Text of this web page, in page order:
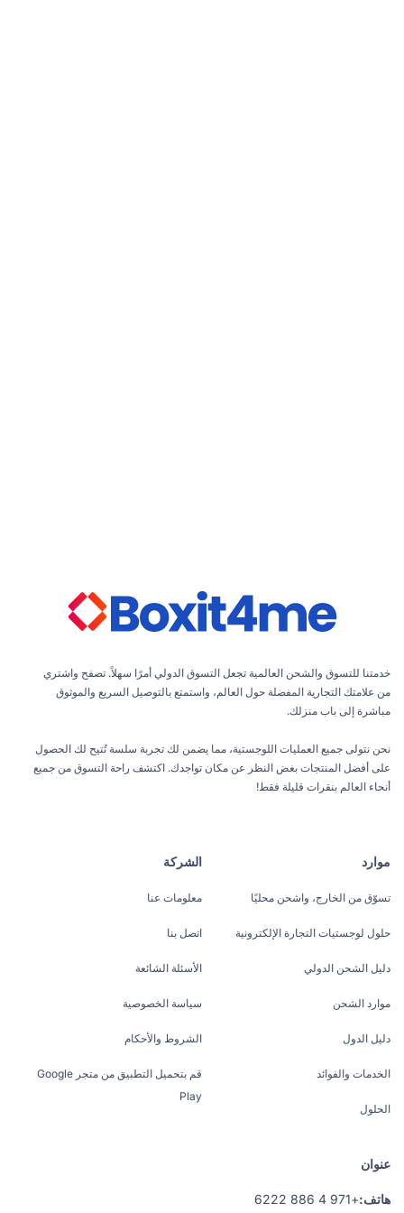
خدمتنا للتسوق والشحن العالمية تجعل التسوق الدولي أمرًا سهلاً. تصفح واشتري
من علامتك التجارية المفضلة حول العالم، واستمتع بالتوصيل السريع والموثوق
مباشرة إلى باب منزلك.
نحن نتولى جميع العمليات اللوجستية، مما يضمن لك تجربة سلسة تُتيح لك الحصول
على أفضل المنتجات بغض النظر عن مكان تواجدك. اكتشف راحة التسوق من جميع
أنحاء العالم بنقرات قليلة فقط!
موارد
تسوّق من الخارج، واشحن محليًا
حلول لوجستيات التجارة الإلكترونية
دليل الشحن الدولي
موارد الشحن
دليل الدول
الخدمات والفوائد
الحلول
الشركة
معلومات عنا
اتصل بنا
الأسئلة الشائعة
سياسة الخصوصية
الشروط والأحكام
قم بتحميل التطبيق من متجر Google
Play
عنوان
هاتف:+971 4 886 6222